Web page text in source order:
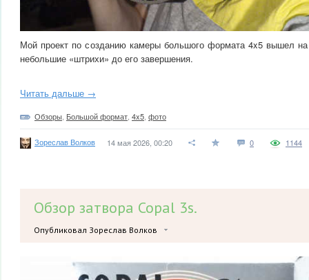
Мой проект по созданию камеры большого формата 4x5 вышел
небольшие «штрихи» до его завершения.
Читать дальше →
Обзоры Большой формат 4x5 фото
Зореслав Волков 14 мая 2026, 00:20 0 1144
Обзор затвора Copal 3s.
Опубликовал Зореслав Волков